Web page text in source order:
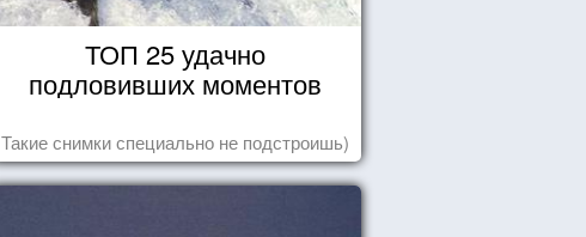
ТОП 25 удачно
подловивших моментов
Такие снимки специально не подстроишь)